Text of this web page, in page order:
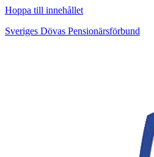
Hoppa till innehållet
Sveriges Dövas Pensionärsförbund